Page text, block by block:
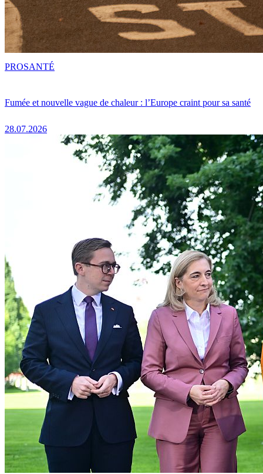
Fumée et nouvelle vague de chaleur : l’Europe craint pour sa santé
28.07.2026
PROSANTÉ